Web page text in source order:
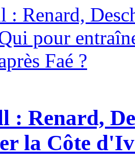
: Renard,
la Côte